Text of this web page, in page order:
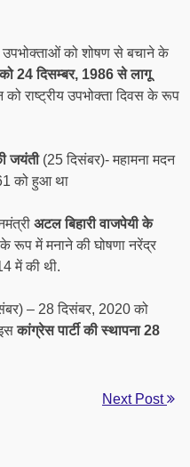
को शोषण से बचाने के
24 दिसम्बर, 1986 से लागू
राष्ट्रीय उपभोक्ता दिवस के रूप
जयंती(25 दिसंबर)- महामना मदन
को हुआ था
अटल बिहारी वाजपेयी के
रूप में मनाने की घोषणा नरेंद्र
में की थी.
– 28 दिसंबर, 2020 को
इसकांग्रेस पार्टी की स्थापना 28
Next Post